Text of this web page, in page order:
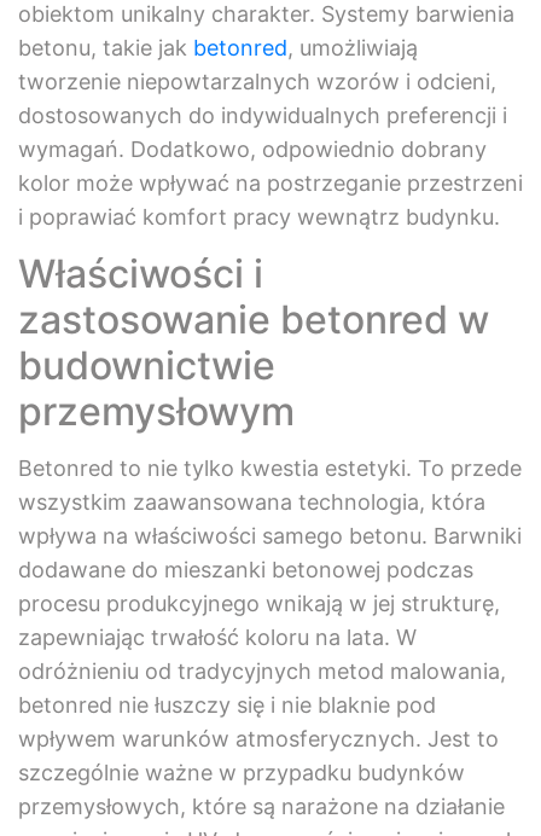
obiektom unikalny charakter. Systemy barwienia
betonu, takie jak betonred, umożliwiają
tworzenie niepowtarzalnych wzorów i odcieni,
dostosowanych do indywidualnych preferencji i
wymagań. Dodatkowo, odpowiednio dobrany
kolor może wpływać na postrzeganie przestrzeni
i poprawiać komfort pracy wewnątrz budynku.
Właściwości i
zastosowanie betonred w
budownictwie
przemysłowym
Betonred to nie tylko kwestia estetyki. To przede
wszystkim zaawansowana technologia, która
wpływa na właściwości samego betonu. Barwniki
dodawane do mieszanki betonowej podczas
procesu produkcyjnego wnikają w jej strukturę,
zapewniając trwałość koloru na lata. W
odróżnieniu od tradycyjnych metod malowania,
betonred nie łuszczy się i nie blaknie pod
wpływem warunków atmosferycznych. Jest to
szczególnie ważne w przypadku budynków
przemysłowych, które są narażone na działanie